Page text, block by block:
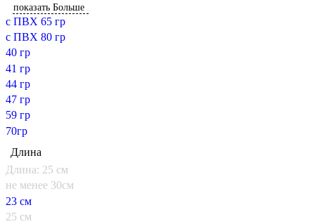
показать Больше
с ПВХ 65 гр
с ПВХ 80 гр
40 гр
41 гр
44 гр
47 гр
59 гр
70гр
Длина
Длина: 25 см
не менее 30см
23 см
25 см